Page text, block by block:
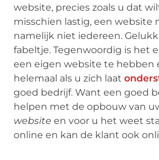
website, precies zoals u dat
misschien lastig, een website
namelijk niet iedereen.
fabeltje. Tegenwoordig is het
een eigen website te hebben
helemaal als u zich laat
goed bedrijf. Want een goed
helpen met de opbouw van
website en voor u het weet
online en kan de klant ook